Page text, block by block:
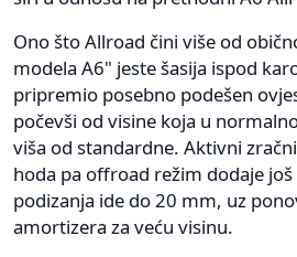
Ono što Allroad čini više od
modela A6" jeste šasija ispod
pripremio posebno podešen
počevši od visine koja u
viša od standardne. Aktivni
hoda pa offroad režim dodaje
podizanja ide do 20 mm, uz
amortizera za veću visinu.